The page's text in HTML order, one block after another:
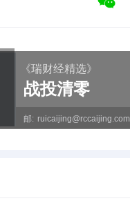
《瑞财经精选》
战投清零
邮: ruicaijing@rccaijing.com